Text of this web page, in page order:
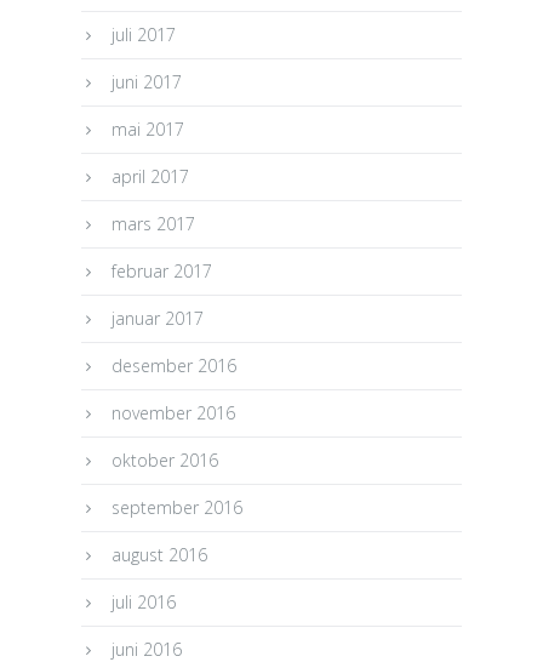
juli 2017
juni 2017
mai 2017
april 2017
mars 2017
februar 2017
januar 2017
desember 2016
november 2016
oktober 2016
september 2016
august 2016
juli 2016
juni 2016